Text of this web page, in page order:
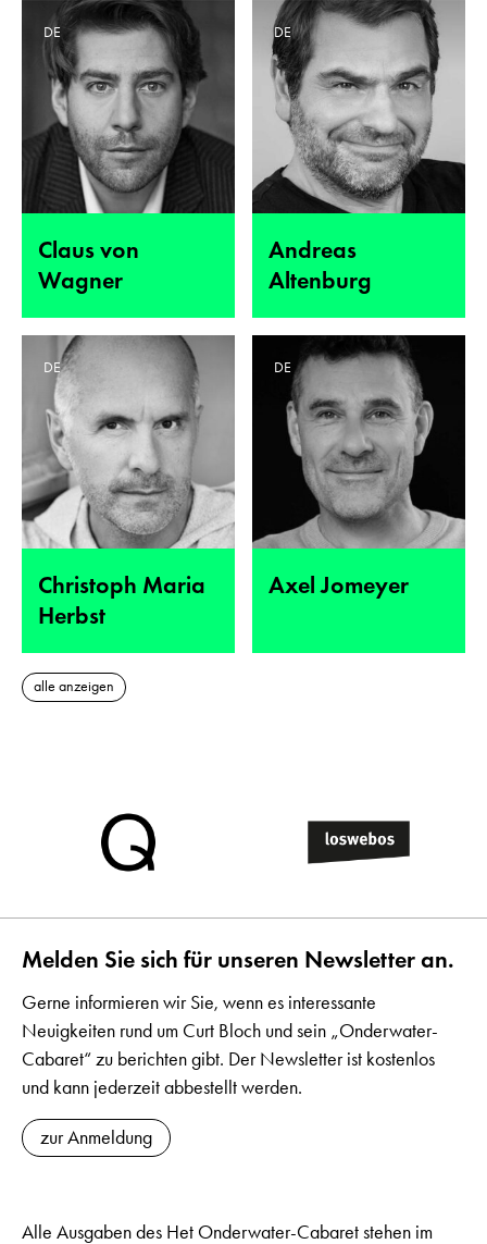
Claus von
Wagner
DE
Andreas
Altenburg
DE
Christoph Maria
Herbst
DE
Axel Jomeyer
DE
alle anzeigen
Melden Sie sich für unseren Newsletter an.
Gerne informieren wir Sie, wenn es interessante
Neuigkeiten rund um Curt Bloch und sein „Onderwater-
Cabaret“ zu berichten gibt. Der Newsletter ist kostenlos
und kann jederzeit abbestellt werden.
zur Anmeldung
Alle Ausgaben des Het Onderwater-Cabaret stehen im